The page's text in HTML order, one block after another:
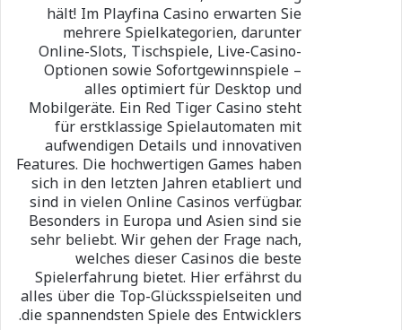
hält! Im Playfina Casino erwarten Sie
mehrere Spielkategorien, darunter
Online-Slots, Tischspiele, Live-Casino-
Optionen sowie Sofortgewinnspiele –
alles optimiert für Desktop und
Mobilgeräte. Ein Red Tiger Casino steht
für erstklassige Spielautomaten mit
aufwendigen Details und innovativen
Features. Die hochwertigen Games haben
sich in den letzten Jahren etabliert und
sind in vielen Online Casinos verfügbar.
Besonders in Europa und Asien sind sie
sehr beliebt. Wir gehen der Frage nach,
welches dieser Casinos die beste
Spielerfahrung bietet. Hier erfährst du
alles über die Top-Glücksspielseiten und
die spannendsten Spiele des Entwicklers.